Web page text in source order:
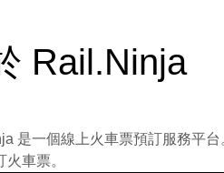
Rail.Ninja
是一個線上火車票預訂服務平
車票。